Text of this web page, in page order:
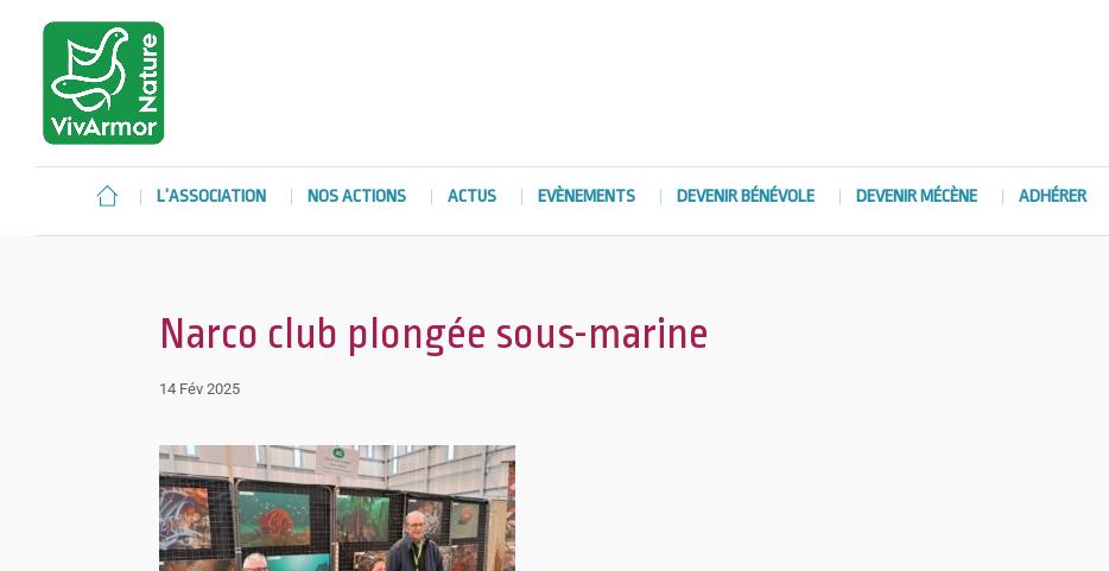
L’ASSOCIATION NOS ACTIONS ACTUS EVÈNEMENTS DEVENIR BÉNÉVOLE DEVENIR MÉCÈNE ADHÉRER
Narco club plongée sous-marine
14 Fév 2025